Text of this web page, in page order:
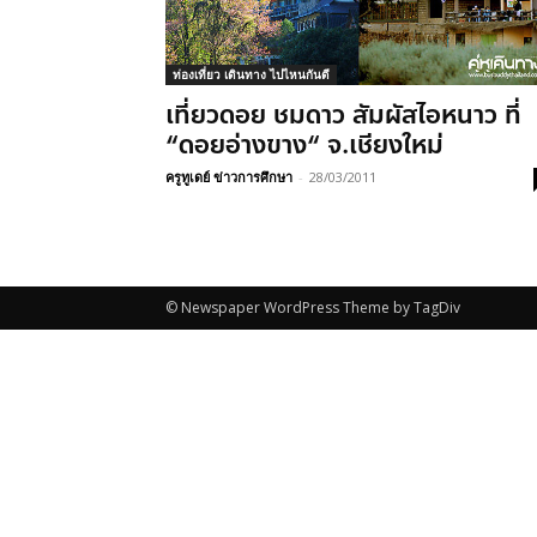
ท่องเที่ยว เดินทาง ไปไหนกันดี
เที่ยวดอย ชมดาว สัมผัสไอหนาว ที่
“ดอยอ่างขาง“ จ.เชียงใหม่
ครูทูเดย์ ข่าวการศึกษา - 28/03/2011
© Newspaper WordPress Theme by TagDiv